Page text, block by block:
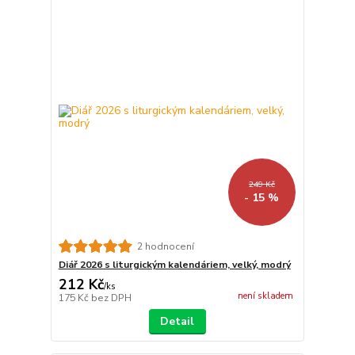
249 Kč
- 15 %
2 hodnocení
Diář 2026 s liturgickým kalendáriem, velký, modrý
212 Kč/ks
175 Kč bez DPH není skladem
Detail